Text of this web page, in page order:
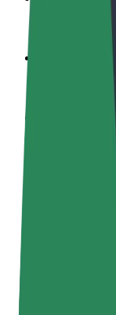
Pristatinėkite
Pritraukite
Registruotis
Atskirų